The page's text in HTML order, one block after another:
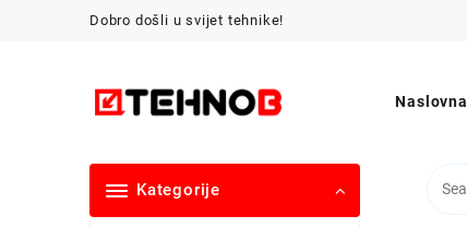
Dobro došli u svijet tehnike!
Naslovna
Kategorije